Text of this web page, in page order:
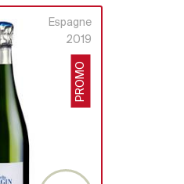
Espagne
2019
PROMO